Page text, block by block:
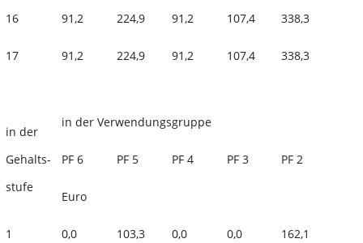
16 91,2 224,9 91,2 107,4 338,3
17 91,2 224,9 91,2 107,4 338,3
in der
Gehalts-
stufe
in der Verwendungsgruppe
PF 6 PF 5 PF 4 PF 3 PF 2
Euro
1 0,0 103,3 0,0 0,0 162,1